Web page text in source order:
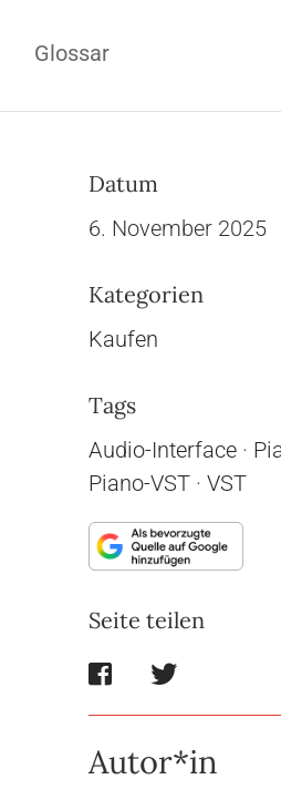
Glossar
Datum
6. November 2025
Kategorien
Kaufen
Tags
Audio-Interface ·
Piano-VST · VST
Seite teilen
Autor*in